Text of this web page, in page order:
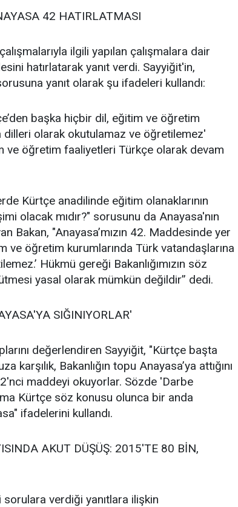
42 HATIRLATMASI
ilgili yapılan çalışmalara dair
hatırlatarak yanıt verdi. Sayyiğit'in,
yanıt olarak şu ifadeleri kullandı:
başka hiçbir dil, eğitim ve öğretim
dilleri olarak okutulamaz ve öğretilemez'
ve öğretim faaliyetleri Türkçe olarak devam
Kürtçe anadilinde eğitim olanaklarının
olacak mıdır?" sorusunu da Anayasa'nın
Bakan, "Anayasa’mızın 42. Maddesinde yer
ve öğretim kurumlarında Türk vatandaşlarına
Hükmü gereği Bakanlığımızın söz
yasal olarak mümkün değildir” dedi.
SIĞINIYORLAR'
değerlendiren Sayyiğit, "Kürtçe başta
Bakanlığın topu Anayasa’ya attığını
maddeyi okuyorlar. Sözde 'Darbe
Kürtçe söz konusu olunca bir anda
ifadelerini kullandı.
AKUT DÜŞÜŞ: 2015'TE 80 BİN,
verdiği yanıtlara ilişkin